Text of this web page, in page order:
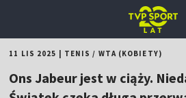
11 LIS 2025 TENIS / WTA (KOBIETY)
Ons Jabeur jest w ciąży.